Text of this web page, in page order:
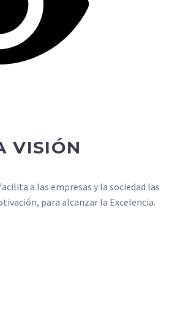
VISIÓN
a las empresas y la sociedad las
para alcanzar la Excelencia.